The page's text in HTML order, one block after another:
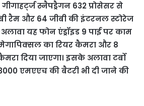
स्नैपड्रैगन 632 प्रोसेसर से
रैम और 64 जीबी की इंटरनल स्टोरेज
यह फोन एंड्रॉइड 9 पाई पर काम
मेगापिक्सल का रियर कैमरा और 8
दिया जाएगा। इसके अलावा टर्बो
एमएएच की बैटरी भी दी जाने की